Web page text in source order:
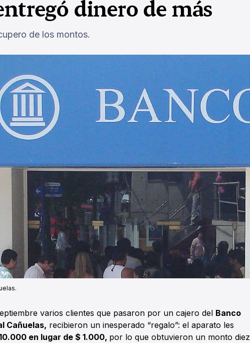
dinero de más
de los montos.
varios clientes que pasaron por un cajero del Banco
Cañuelas, recibieron un inesperado “regalo”: el aparato les
en lugar de $ 1.000, por lo que obtuvieron un monto diez